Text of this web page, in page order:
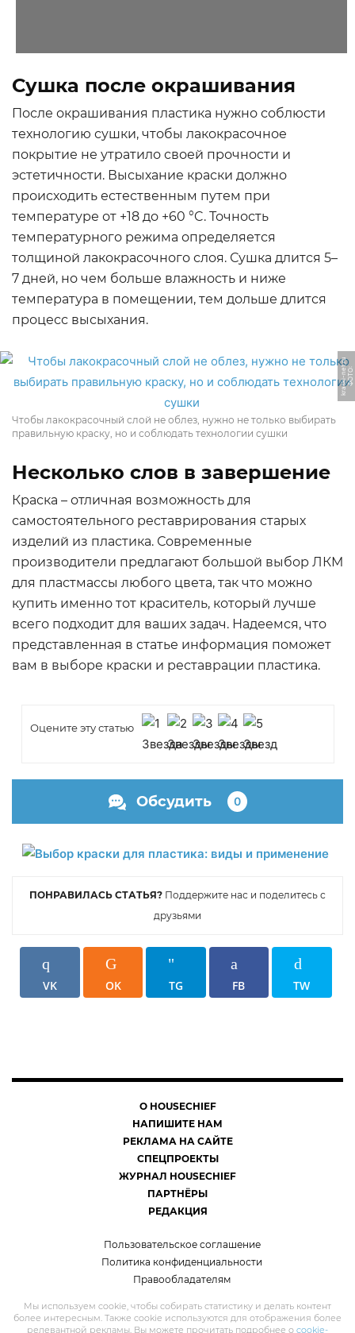
Сушка после окрашивания
После окрашивания пластика нужно соблюсти
технологию сушки, чтобы лакокрасочное
покрытие не утратило своей прочности и
эстетичности. Высыхание краски должно
происходить естественным путем при
температуре от +18 до +60 °C. Точность
температурного режима определяется
толщиной лакокрасочного слоя. Сушка длится 5–
7 дней, но чем больше влажность и ниже
температура в помещении, тем дольше длится
процесс высыхания.
Ф
О
Т
О:
k
r
a
s
ki
-
n
e
t.
r
u
Чтобы лакокрасочный слой не облез, нужно не только выбирать
правильную краску, но и соблюдать технологии сушки
Несколько слов в завершение
Краска – отличная возможность для
самостоятельного реставрирования старых
изделий из пластика. Современные
производители предлагают большой выбор ЛКМ
для пластмассы любого цвета, так что можно
купить именно тот краситель, который лучше
всего подходит для ваших задач. Надеемся, что
представленная в статье информация поможет
вам в выборе краски и реставрации пластика.
Оцените эту статью
Обсудить 0
ПОНРАВИЛАСЬ СТАТЬЯ? Поддержите нас и поделитесь с
друзьями
VK OK TG FB TW
О HOUSECHIEF
НАПИШИТЕ НАМ
РЕКЛАМА НА САЙТЕ
СПЕЦПРОЕКТЫ
ЖУРНАЛ HOUSECHIEF
ПАРТНЁРЫ
РЕДАКЦИЯ
Пользовательское соглашение
Политика конфиденциальности
Правообладателям
Мы используем cookie, чтобы собирать статистику и делать контент
более интересным. Также cookie используются для отображения более
релевантной рекламы. Вы можете прочитать подробнее о cookie-